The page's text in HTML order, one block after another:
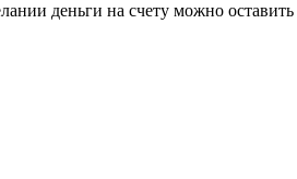
деньги на счету можно